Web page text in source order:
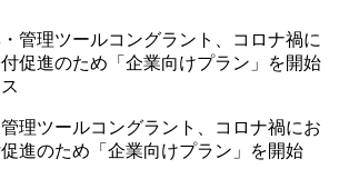
理ツールコングラント、コロナ禍にお
進のため「企業向けプラン」を開始